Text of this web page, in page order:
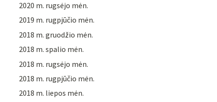
2020 m. rugsėjo mėn.
2019 m. rugpjūčio mėn.
2018 m. gruodžio mėn.
2018 m. spalio mėn.
2018 m. rugsėjo mėn.
2018 m. rugpjūčio mėn.
2018 m. liepos mėn.